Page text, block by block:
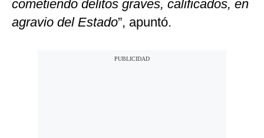
cometiendo delitos graves, calificados, en
agravio del Estado”, apuntó.